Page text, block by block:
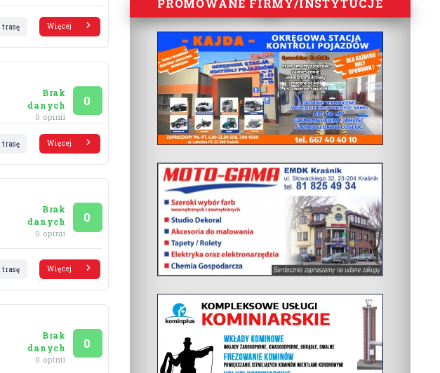
trasę Więcej
Brak
danych
0 opinii
Ocena
0
trasę Więcej
Brak
danych
0 opinii
Ocena
0
trasę Więcej
Brak
danych
0 opinii
Ocena
0
PROMOWANE FIRMY/INSTYTUCJE